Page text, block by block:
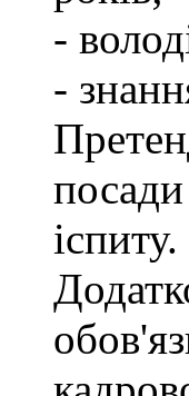
-
-
іспиту.